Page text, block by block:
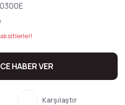
HABER VER
Karşılaştır